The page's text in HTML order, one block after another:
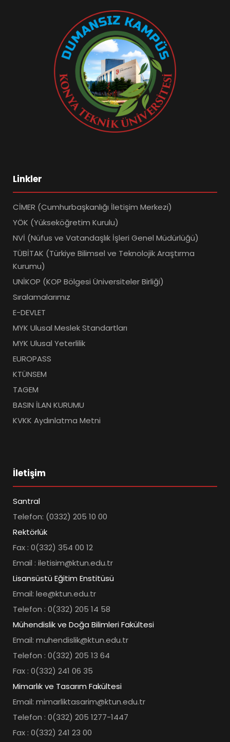
Linkler
CİMER (Cumhurbaşkanlığı İletişim Merkezi)
YÖK (Yükseköğretim Kurulu)
NVİ (Nüfus ve Vatandaşlık İşleri Genel Müdürlüğü)
TÜBİTAK (Türkiye Bilimsel ve Teknolojik Araştırma
Kurumu)
UNİKOP (KOP Bölgesi Üniversiteler Birliği)
Sıralamalarımız
E-DEVLET
MYK Ulusal Meslek Standartları
MYK Ulusal Yeterlilik
EUROPASS
KTÜNSEM
TAGEM
BASIN İLAN KURUMU
KVKK Aydınlatma Metni
İletişim
Santral
Telefon: (0332) 205 10 00
Rektörlük
Fax : 0(332) 354 00 12
Email : iletisim@ktun.edu.tr
Lisansüstü Eğitim Enstitüsü
Email: lee@ktun.edu.tr
Telefon : 0(332) 205 14 58
Mühendislik ve Doğa Bilimleri Fakültesi
Email: muhendislik@ktun.edu.tr
Telefon : 0(332) 205 13 64
Fax : 0(332) 241 06 35
Mimarlık ve Tasarım Fakültesi
Email: mimarliktasarim@ktun.edu.tr
Telefon : 0(332) 205 1277-1447
Fax : 0(332) 241 23 00